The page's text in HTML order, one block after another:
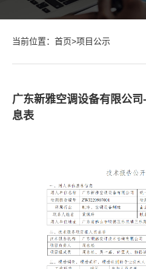
当前位置： 首页>项目公示
广东新雅空调设备有限公
息表